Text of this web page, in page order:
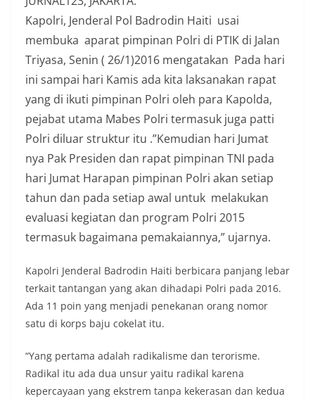
Kapolri, Jenderal Pol Badrodin Haiti usai
membuka aparat pimpinan Polri di PTIK di Jalan
Triyasa, Senin ( 26/1)2016 mengatakan Pada hari
ini sampai hari Kamis ada kita laksanakan rapat
yang di ikuti pimpinan Polri oleh para Kapolda,
pejabat utama Mabes Polri termasuk juga patti
Polri diluar struktur itu .”Kemudian hari Jumat
nya Pak Presiden dan rapat pimpinan TNI pada
hari Jumat Harapan pimpinan Polri akan setiap
tahun dan pada setiap awal untuk melakukan
evaluasi kegiatan dan program Polri 2015
termasuk bagaimana pemakaiannya,” ujarnya.
Kapolri Jenderal Badrodin Haiti berbicara panjang lebar
terkait tantangan yang akan dihadapi Polri pada 2016.
Ada 11 poin yang menjadi penekanan orang nomor
satu di korps baju cokelat itu.
“Yang pertama adalah radikalisme dan terorisme.
Radikal itu ada dua unsur yaitu radikal karena
kepercayaan yang ekstrem tanpa kekerasan dan kedua